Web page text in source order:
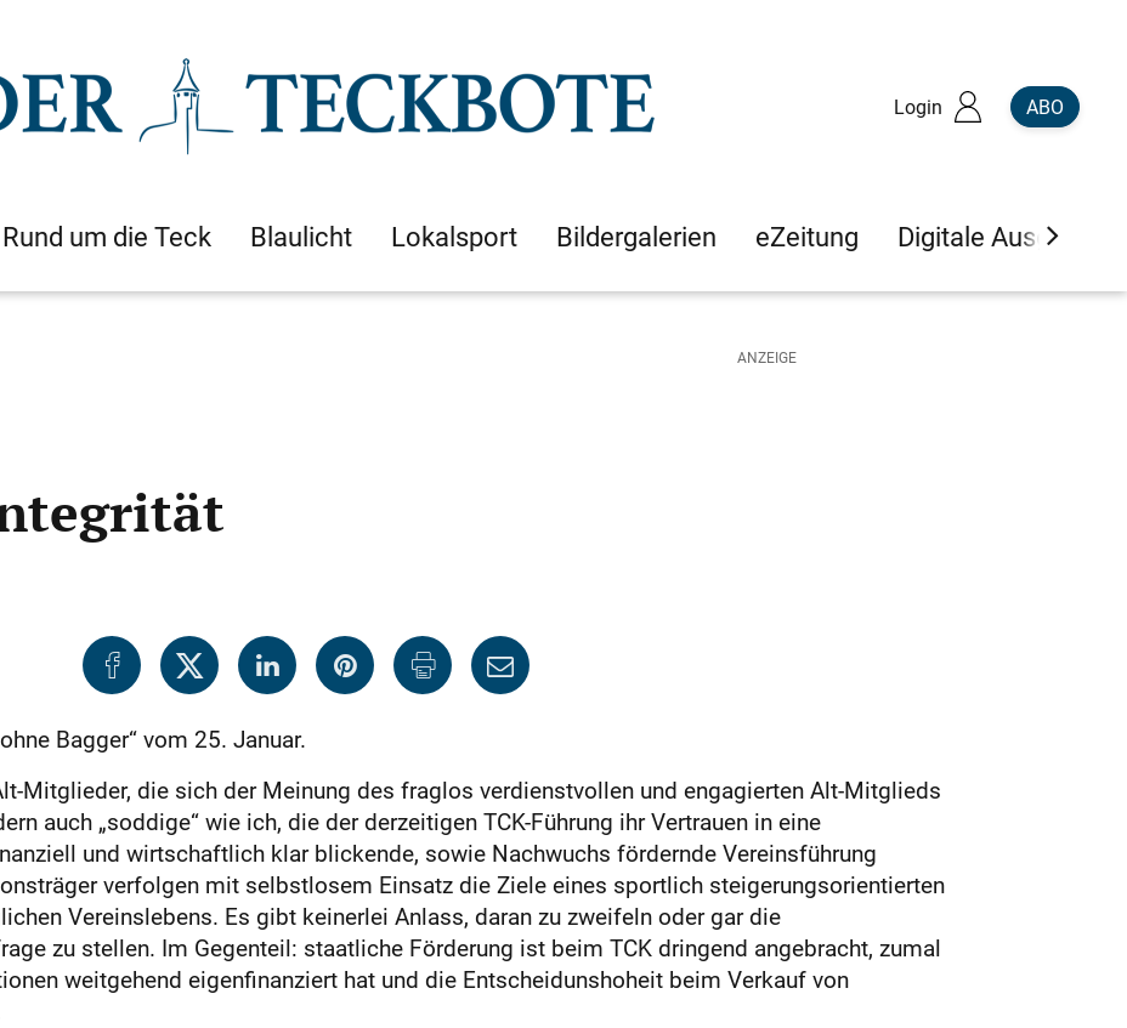
Login ABO
Rund um die Teck Blaulicht Lokalsport Bildergalerien eZeitung Digitale Ausgaben
Bagger“ vom 25. Januar.
Mitglieder, die sich der Meinung des fraglos verdienstvollen und engagierten Alt-Mitglieds
auch „soddige“ wie ich, die der derzeitigen TCK-Führung ihr Vertrauen in eine
und wirtschaftlich klar blickende, sowie Nachwuchs fördernde Vereinsführung
verfolgen mit selbstlosem Einsatz die Ziele eines sportlich steigerungsorientierten
Vereinslebens. Es gibt keinerlei Anlass, daran zu zweifeln oder gar die
zu stellen. Im Gegenteil: staatliche Förderung ist beim TCK dringend angebracht, zumal
weitgehend eigenfinanziert hat und die Entscheidunshoheit beim Verkauf von